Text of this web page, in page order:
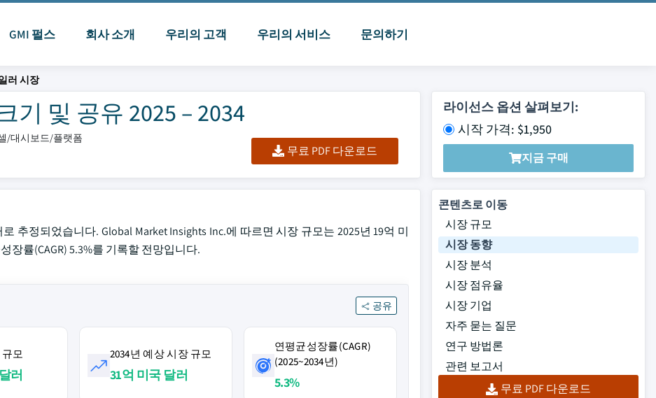
GMI 펄스 회사 소개 우리의 고객 우리의 서비스 문의하기
러 시장
및 공유 2025 – 2034
/대시보드/플랫폼
무료 PDF 다운로드
라이선스 옵션 살펴보기:
시작 가격: $1,950
지금 구매
추정되었습니다. Global Market Insights Inc.에 따르면 시장 규모는 2025년 19억 미
장률(CAGR) 5.3%를 기록할 전망입니다.
공유
규모
러
2034년 예상 시장 규모
31억 미국 달러
연평균성장률(CAGR)
(2025~2034년)
5.3%
콘텐츠로 이동
시장 규모
시장 동향
시장 분석
시장 점유율
시장 기업
자주 묻는 질문
연구 방법론
관련 보고서
무료 PDF 다운로드